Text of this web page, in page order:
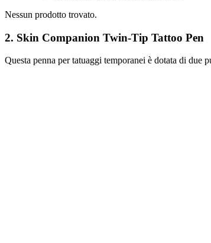
Nessun prodotto trovato.
2. Skin Companion Twin-Tip Tattoo Pen
Questa penna per tatuaggi temporanei è dotata di due